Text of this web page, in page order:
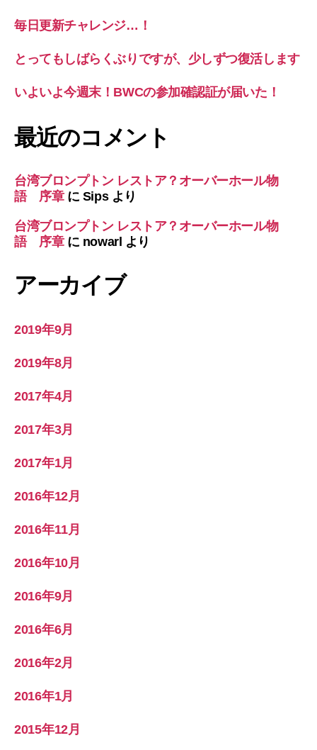
毎日更新チャレンジ…！
とってもしばらくぶりですが、少しずつ復活します
いよいよ今週末！BWCの参加確認証が届いた！
最近のコメント
台湾ブロンプトン レストア？オーバーホール物
語 序章に Sipsより
台湾ブロンプトン レストア？オーバーホール物
語 序章に nowarl より
アーカイブ
2019年9月
2019年8月
2017年4月
2017年3月
2017年1月
2016年12月
2016年11月
2016年10月
2016年9月
2016年6月
2016年2月
2016年1月
2015年12月